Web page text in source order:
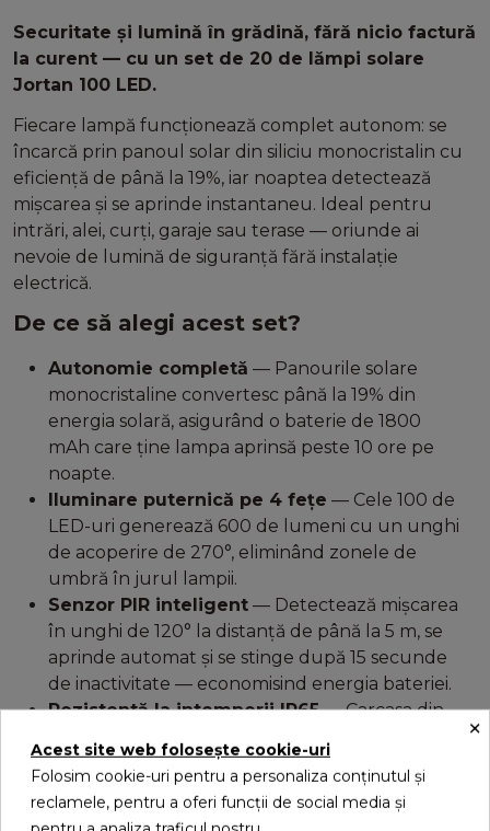
Securitate și lumină în grădină, fără nicio factură
la curent — cu un set de 20 de lămpi solare
Jortan 100 LED.
Fiecare lampă funcționează complet autonom: se
încarcă prin panoul solar din siliciu monocristalin cu
eficiență de până la 19%, iar noaptea detectează
mișcarea și se aprinde instantaneu. Ideal pentru
intrări, alei, curți, garaje sau terase — oriunde ai
nevoie de lumină de siguranță fără instalație
electrică.
De ce să alegi acest set?
Autonomie completă — Panourile solare
monocristaline convertesc până la 19% din
energia solară, asigurând o baterie de 1800
mAh care ține lampa aprinsă peste 10 ore pe
noapte.
Iluminare puternică pe 4 fețe — Cele 100 de
LED-uri generează 600 de lumeni cu un unghi
de acoperire de 270°, eliminând zonele de
umbră în jurul lampii.
Senzor PIR inteligent — Detectează mișcarea
în unghi de 120° la distanță de până la 5 m, se
aprinde automat și se stinge după 15 secunde
de inactivitate — economisind energia bateriei.
Rezistentă la intemperii IP65— Carcasa din
pentru utilizare exterioară tot anul.
Instalare rapidă, zero cabluri— Se montează
pe perete în câteva minute, fără electrician și
×
Acest site web folosește cookie-uri
Folosim cookie-uri pentru a personaliza conținutul și
reclamele, pentru a oferi funcții de social media și